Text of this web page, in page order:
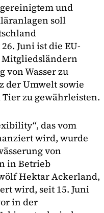
und
soll
Juni ist die EU-
Mitgliedsländern
von Wasser zu
der Umwelt sowie
zu gewährleisten.
das vom
wird, wurde
von
in Betrieb
Hektar Ackerland,
wird, seit 15. Juni
in der